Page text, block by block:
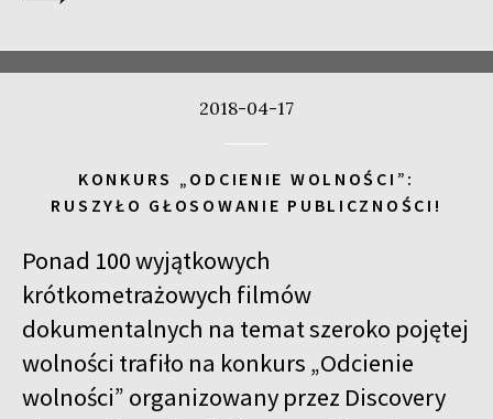
2018-04-17
KONKURS „ODCIENIE WOLNOŚCI”:
RUSZYŁO GŁOSOWANIE PUBLICZNOŚCI!
Ponad 100 wyjątkowych
krótkometrażowych filmów
dokumentalnych na temat szeroko pojętej
wolności trafiło na konkurs „Odcienie
wolności” organizowany przez Discovery